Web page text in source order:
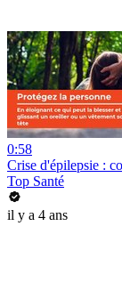
0:58
Crise d'épilepsie :
Top Santé
il y a 4 ans